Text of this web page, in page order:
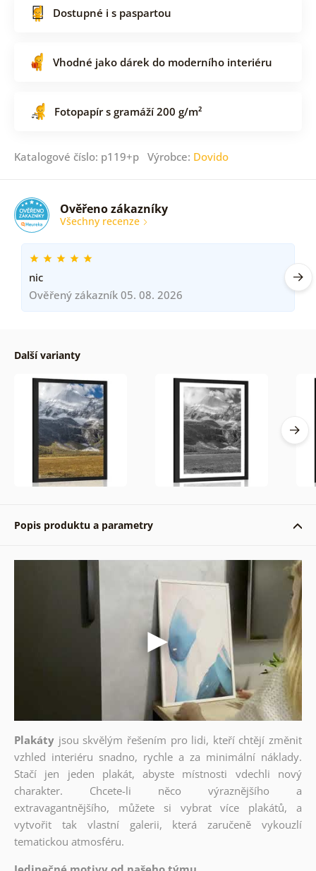
Dostupné i s paspartou
Vhodné jako dárek do moderního interiéru
Fotopapír s gramáží 200 g/m²
Katalogové číslo: p119+p Výrobce: Dovido
Ověřeno zákazníky
Všechny recenze
nic
Ověřený zákazník 05. 08. 2026
Další varianty
Popis produktu a parametry
Plakáty jsou skvělým řešením pro lidi, kteří chtějí změnit
vzhled interiéru snadno, rychle a za minimální náklady.
Stačí jen jeden plakát, abyste místnosti vdechli nový
charakter. Chcete-li něco výraznějšího a
extravagantnějšího, můžete si vybrat více plakátů, a
vytvořit tak vlastní galerii, která zaručeně vykouzlí
tematickou atmosféru.